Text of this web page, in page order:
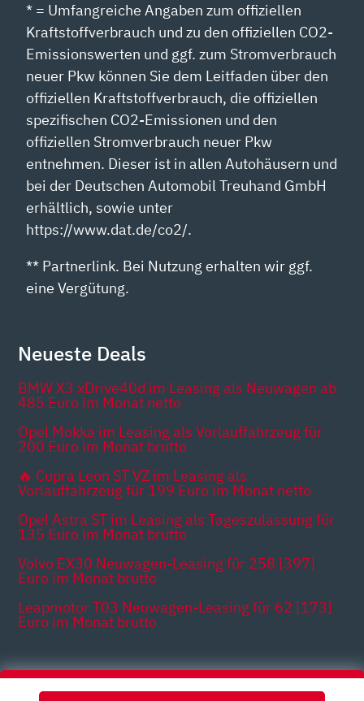
* = Umfangreiche Angaben zum offiziellen
Kraftstoffverbrauch und zu den offiziellen CO2-
Emissionswerten und ggf. zum Stromverbrauch
neuer Pkw können Sie dem Leitfaden über den
offiziellen Kraftstoffverbrauch, die offiziellen
spezifischen CO2-Emissionen und den
offiziellen Stromverbrauch neuer Pkw
entnehmen. Dieser ist in allen Autohäusern und
bei der Deutschen Automobil Treuhand GmbH
erhältlich, sowie unter
https://www.dat.de/co2/.
** Partnerlink. Bei Nutzung erhalten wir ggf.
eine Vergütung.
Neueste Deals
BMW X3 xDrive40d im Leasing als Neuwagen ab
485 Euro im Monat netto
Opel Mokka im Leasing als Vorlauffahrzeug für
200 Euro im Monat brutto
🔥 Cupra Leon ST VZ im Leasing als
Vorlauffahrzeug für 199 Euro im Monat netto
Opel Astra ST im Leasing als Tageszulassung für
135 Euro im Monat brutto
Volvo EX30 Neuwagen-Leasing für 258 [397]
Euro im Monat brutto
Leapmotor T03 Neuwagen-Leasing für 62 [173]
Euro im Monat brutto